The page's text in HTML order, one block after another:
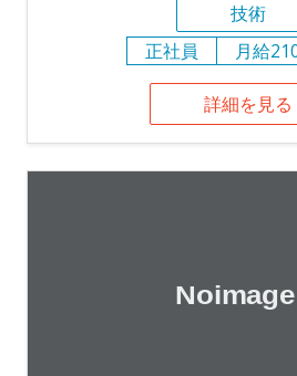
技術
正社員
月給
詳細を見る